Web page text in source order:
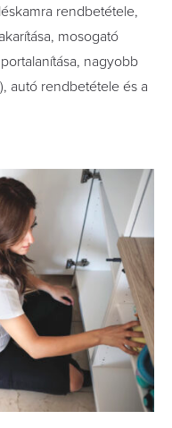
rendbetétele,
mosogató
nagyobb
autó rendbetétele és a